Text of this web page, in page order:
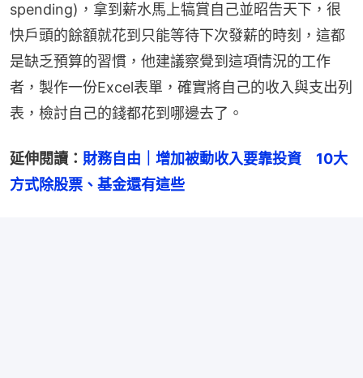
spending)，拿到薪水馬上犒賞自己並昭告天下，很
快戶頭的餘額就花到只能等待下次發薪的時刻，這都
是缺乏預算的習慣，他建議察覺到這項情況的工作
者，製作一份Excel表單，確實將自己的收入與支出列
表，檢討自己的錢都花到哪邊去了。
延伸閱讀： 財務自由｜增加被動收入要靠投資　10大
方式除股票、基金還有這些